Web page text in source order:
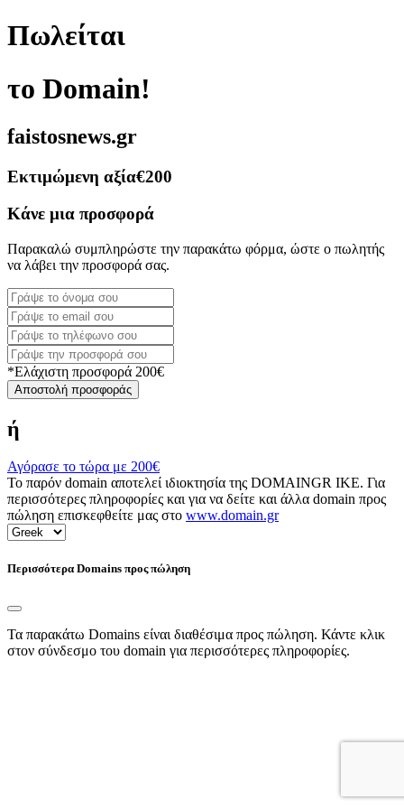
Πωλείται
το Domain!
faistosnews.gr
Εκτιμώμενη αξία€200
Κάνε μια προσφορά
Παρακαλώ συμπληρώστε την παρακάτω φόρμα, ώστε ο πωλητής
να λάβει την προσφορά σας.
*Ελάχιστη προσφορά 200€
Αποστολή προσφοράς
ή
Αγόρασε το τώρα με 200€
Το παρόν domain αποτελεί ιδιοκτησία της DOMAINGR ΙΚΕ. Για
περισσότερες πληροφορίες και για να δείτε και άλλα domain προς
πώληση επισκεφθείτε μας στο www.domain.gr
Περισσότερα Domains προς πώληση
Τα παρακάτω Domains είναι διαθέσιμα προς πώληση. Κάντε κλικ
στον σύνδεσμο του domain για περισσότερες πληροφορίες.